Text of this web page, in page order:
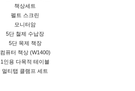
책상세트
펠트 스크린
모니터암
5단 철제 수납장
5단 목제 책장
컴퓨터 책상 (W1400)
1인용 다목적 테이블
멀티탭 클램프 세트